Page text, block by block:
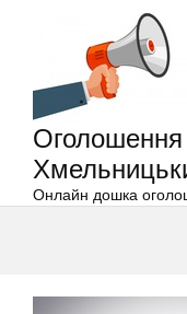
Оголошення
Онлайн дошка